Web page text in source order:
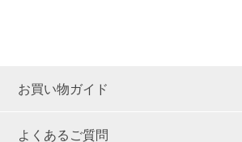
お買い物ガイド
よくあるご質問